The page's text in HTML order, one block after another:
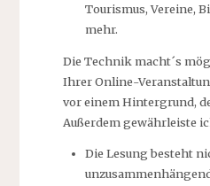
Tourismus, Vereine,
mehr.
Die Technik macht´s
Ihrer Online-
vor einem Hintergrund,
Außerdem gewährleiste
Die Lesung besteht